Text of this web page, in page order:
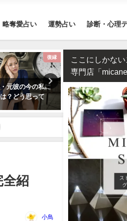
略奪愛占い 運勢占い 診断・心理
復縁
元彼の今の私に
？どう思って
相性占い・既婚者
ダブル不倫（W不
る？【霊視真剣】
全紹
小鳥
ここにしかな
専門店「micane